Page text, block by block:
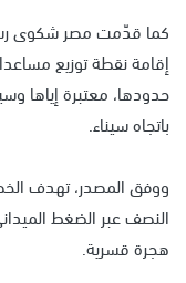
كما قدّمت مصر شكوى
إقامة نقطة توزيع
حدودها، معتبرة إياها
باتجاه سيناء.
ووفق المصدر، تهدف
النصف عبر الضغط
هجرة قسرية.